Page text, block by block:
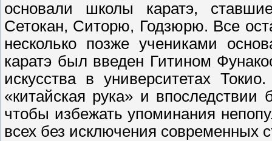
основали школы каратэ,
Сетокан, Ситорю, Годзюрю. Все
несколько позже учениками
каратэ был введен Гитином
искусства в университетах
«китайская рука» и
чтобы избежать упоминания
всех без исключения современных